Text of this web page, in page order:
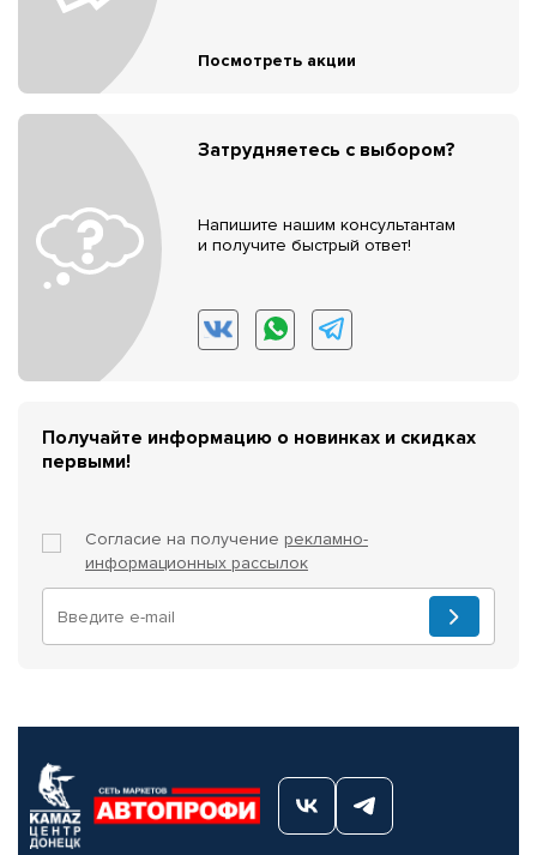
Посмотреть акции
Затрудняетесь с выбором?
Напишите нашим консультантам
и получите быстрый ответ!
Получайте информацию о новинках и скидках
первыми!
Согласие на получение рекламно-
информационных рассылок